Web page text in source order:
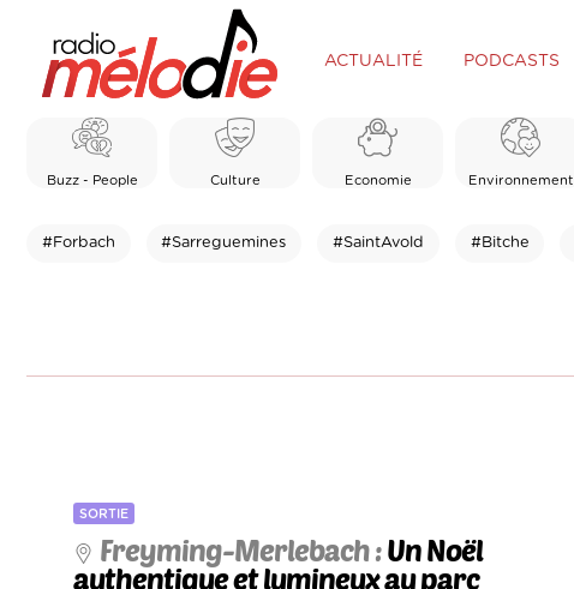
ACTUALITÉ PODCASTS
Buzz - People Culture Economie Environnement
#Forbach #Sarreguemines #SaintAvold #Bitche
SORTIE
Freyming-Merlebach :Un Noël
authentique et lumineux au parc